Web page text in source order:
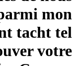
mon
tacht tel
votre